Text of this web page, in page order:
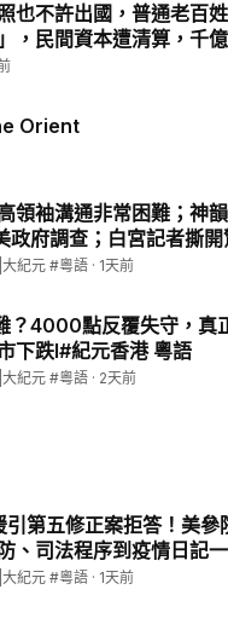
也不許出國，普通老百
，民間資本遭清算，千
鴉雀無聲，元老遭習嚴控
Orient
領袖溝通非常困難；神
政府調查；白宮記者撕開
將領l#紀元香港 粵語
紀元 #粵語 · 1天前
？4000點反覆失守，真
下跌l#紀元香港 粵語
紀元 #粵語 · 2天前
引第五修正案拒答！美參
、司法程序到疫情日記
紀元 #粵語 · 1天前